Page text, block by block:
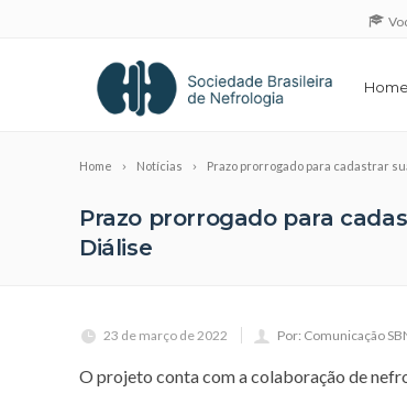
Home
Home Notícias Prazo prorrogado para cadastrar
Prazo prorrogado para
Diálise
23 de março de 2022 Por: Comunicação
O projeto conta com a colaboração de